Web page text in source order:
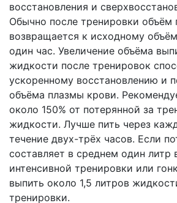
восстановления и
Обычно после тренировки объём
возвращается к исходному
один час. Увеличение объёма
жидкости после тренировок
ускоренному восстановлению и
объёма плазмы крови.
около 150% от потерянной за
жидкости. Лучше пить через
течение двух-трёх часов. Если
составляет в среднем один литр
интенсивной тренировки или
выпить около 1,5 литров
тренировки.